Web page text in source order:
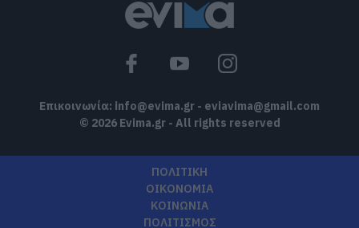
Επικοινωνία: info@evima.gr - eviavima@gmail.com
© 2026 Evima.gr - All rights reserved
ΠΟΛΙΤΙΚΗ
ΟΙΚΟΝΟΜΙΑ
ΚΟΙΝΩΝΙΑ
ΠΟΛΙΤΙΣΜΟΣ